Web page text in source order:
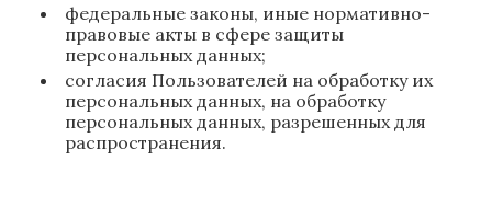
федеральные законы, иные нормативно-
правовые акты в сфере защиты
персональных данных;
согласия Пользователей на обработку их
персональных данных, на обработку
персональных данных, разрешенных для
распространения.